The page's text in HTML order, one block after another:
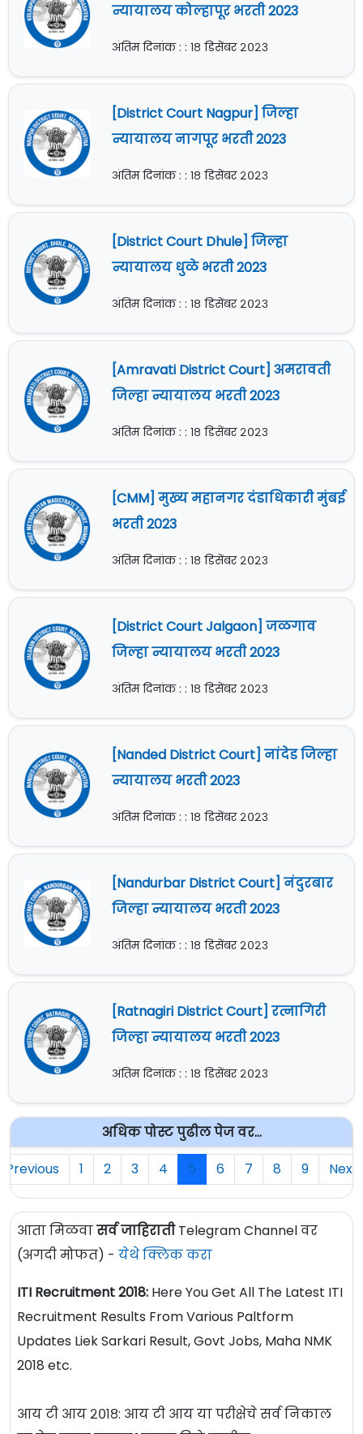
न्यायालय कोल्हापूर भरती 2023
अंतिम दिनांक : : १८ डिसेंबर २०२३
[District Court Nagpur] जिल्हा
न्यायालय नागपूर भरती 2023
अंतिम दिनांक : : १८ डिसेंबर २०२३
[District Court Dhule] जिल्हा
न्यायालय धुळे भरती 2023
अंतिम दिनांक : : १८ डिसेंबर २०२३
[Amravati District Court] अमरावती
जिल्हा न्यायालय भरती 2023
अंतिम दिनांक : : १८ डिसेंबर २०२३
[CMM] मुख्य महानगर दंडाधिकारी मुंबई
भरती 2023
अंतिम दिनांक : : १८ डिसेंबर २०२३
[District Court Jalgaon] जळगाव
जिल्हा न्यायालय भरती 2023
अंतिम दिनांक : : १८ डिसेंबर २०२३
[Nanded District Court] नांदेड जिल्हा
न्यायालय भरती 2023
अंतिम दिनांक : : १८ डिसेंबर २०२३
[Nandurbar District Court] नंदुरबार
जिल्हा न्यायालय भरती 2023
अंतिम दिनांक : : १८ डिसेंबर २०२३
[Ratnagiri District Court] रत्नागिरी
जिल्हा न्यायालय भरती 2023
अंतिम दिनांक : : १८ डिसेंबर २०२३
अधिक पोस्ट पुढील पेज वर...
Previous
1 2 3 4 5 6 7 8 9 Next
आता मिळवासर्व जाहिरातीTelegram Channel वर
(अगदी मोफत) - येथे क्लिक करा
ITI Recruitment 2018: Here You Get All The Latest ITI
Recruitment Results From Various Paltform
Updates Liek Sarkari Result, Govt Jobs, Maha NMK
2018 etc.
आय टी आय २०१८: आय टी आय या परीक्षेचे सर्व निकाल